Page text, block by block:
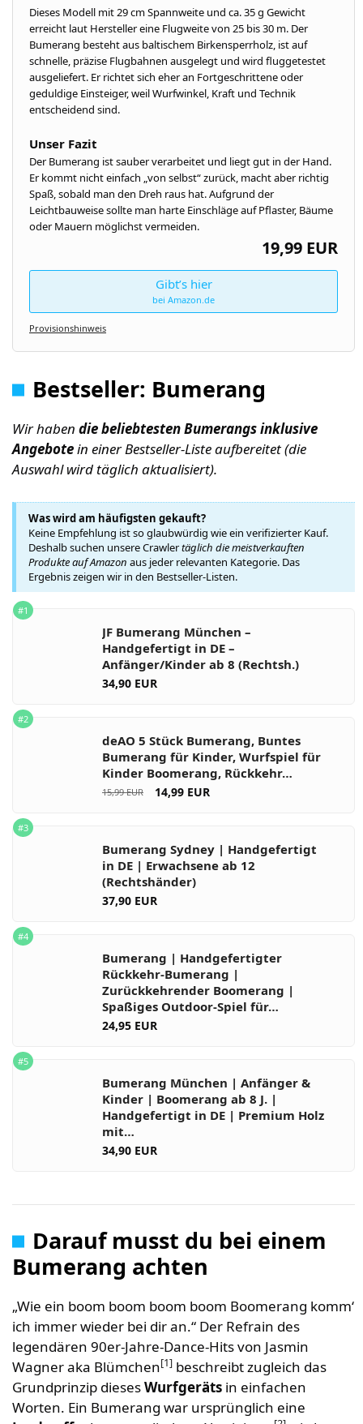
Dieses Modell mit 29 cm Spannweite und ca. 35 g Gewicht
erreicht laut Hersteller eine Flugweite von 25 bis 30 m. Der
Bumerang besteht aus baltischem Birkensperrholz, ist auf
schnelle, präzise Flugbahnen ausgelegt und wird fluggetestet
ausgeliefert. Er richtet sich eher an Fortgeschrittene oder
geduldige Einsteiger, weil Wurfwinkel, Kraft und Technik
entscheidend sind.
Unser Fazit
Der Bumerang ist sauber verarbeitet und liegt gut in der Hand.
Er kommt nicht einfach „von selbst“ zurück, macht aber richtig
Spaß, sobald man den Dreh raus hat. Aufgrund der
Leichtbauweise sollte man harte Einschläge auf Pflaster, Bäume
oder Mauern möglichst vermeiden.
19,99 EUR
Gibt’s hier
bei Amazon.de
Provisionshinweis
Bestseller: Bumerang
Wir haben die beliebtesten Bumerangs inklusive
Angebotein einer Bestseller-Liste aufbereitet (die
Auswahl wird täglich aktualisiert).
Was wird am häufigsten gekauft?
Keine Empfehlung ist so glaubwürdig wie ein verifizierter Kauf.
Deshalb suchen unsere Crawlertäglich die meistverkauften
Produkte auf Amazon aus jeder relevanten Kategorie. Das
Ergebnis zeigen wir in den Bestseller-Listen.
#1
JF Bumerang München –
Handgefertigt in DE –
Anfänger/Kinder ab 8 (Rechtsh.)
34,90 EUR
#2
deAO 5 Stück Bumerang, Buntes
Bumerang für Kinder, Wurfspiel für
Kinder Boomerang, Rückkehr…
15,99 EUR 14,99 EUR
#3
Bumerang Sydney | Handgefertigt
in DE | Erwachsene ab 12
(Rechtshänder)
37,90 EUR
#4
Bumerang | Handgefertigter
Rückkehr-Bumerang |
Zurückkehrender Boomerang |
Spaßiges Outdoor-Spiel für…
24,95 EUR
#5
Bumerang München | Anfänger &
Kinder | Boomerang ab 8 J. |
Handgefertigt in DE | Premium Holz
mit…
34,90 EUR
Darauf musst du bei einem
Bumerang achten
„Wie ein boom boom boom boom Boomerang komm‘
ich immer wieder bei dir an.“ Der Refrain des
legendären 90er-Jahre-Dance-Hits von Jasmin
Wagner aka Blümchen[1] beschreibt zugleich das
Grundprinzip diesesWurfgeräts in einfachen
Worten. Ein Bumerang war ursprünglich eine